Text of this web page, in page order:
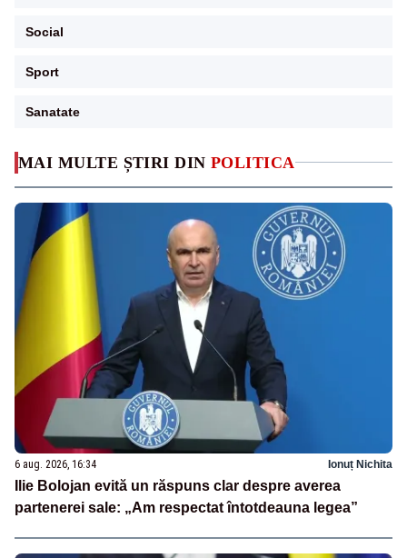
MAI MULTE ȘTIRI DIN POLITICA
6 aug. 2026, 16:34 Ionuț Nichita
Ilie Bolojan evită un răspuns clar despre averea
partenerei sale: „Am respectat întotdeauna legea”
Social
Sport
Sanatate